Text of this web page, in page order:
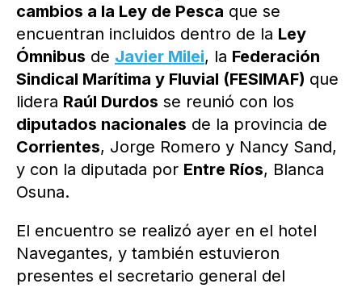
cambios a la Ley de Pesca que se
encuentran incluidos dentro de la Ley
Ómnibus de Javier Milei, la Federación
Sindical Marítima y Fluvial (FESIMAF) que
lidera Raúl Durdos se reunió con los
diputados nacionales de la provincia de
Corrientes, Jorge Romero y Nancy Sand,
y con la diputada por Entre Ríos, Blanca
Osuna.
El encuentro se realizó ayer en el hotel
Navegantes, y también estuvieron
presentes el secretario general del